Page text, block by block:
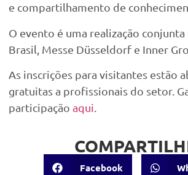
e compartilhamento de
O evento é uma realização conjunta
Brasil, Messe Düsseldorf e Inner
As inscrições para visitantes estão
gratuitas a profissionais do setor.
participação aqui.
Facebook